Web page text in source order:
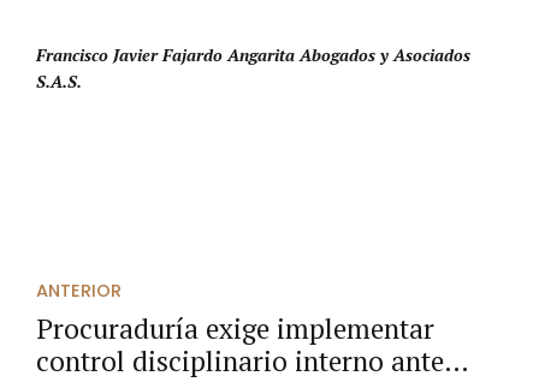
Francisco Javier Fajardo Angarita Abogados y Asociados
S.A.S.
ANTERIOR
Procuraduría exige implementar
control disciplinario interno ante